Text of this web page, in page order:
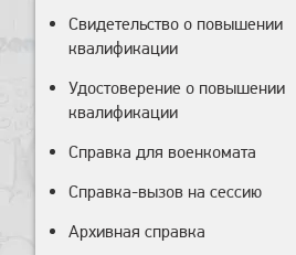
Свидетельство о повышении
квалификации
Удостоверение о повышении
квалификации
Справка для военкомата
Справка-вызов на сессию
Архивная справка